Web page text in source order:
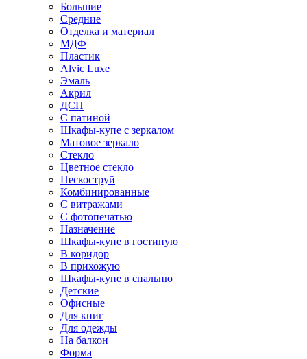
Большие
Средние
Отделка и материал
МДФ
Пластик
Alvic Luxe
Эмаль
Акрил
ДСП
С патиной
Шкафы-купе с зеркалом
Матовое зеркало
Стекло
Цветное стекло
Пескоструй
Комбинированные
С витражами
С фотопечатью
Назначение
Шкафы-купе в гостиную
В коридор
В прихожую
Шкафы-купе в спальню
Детские
Офисные
Для книг
Для одежды
На балкон
Форма